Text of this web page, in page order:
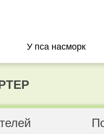
У пса насморк